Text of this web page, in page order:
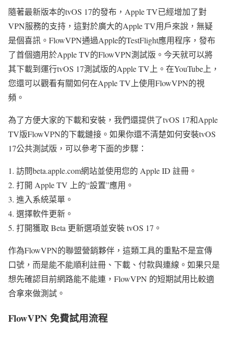
隨著最新版本的tvOS 17的發布，Apple TV已經增加了對
VPN服務的支持，這對於廣大的Apple TV用戶來說，無疑
是個喜訊。FlowVPN通過Apple的TestFlight應用程序，發布
了首個適用於Apple TV的FlowVPN測試版。今天就可以將
其下載到運行tvOS 17測試版的Apple TV上。在YouTube上，
您還可以觀看有關如何在Apple TV上使用FlowVPN的視
頻。
為了方便大家的下載和安裝，我們還提供了tvOS 17和Apple
TV版FlowVPN的下載鏈接。如果你還不清楚如何安裝tvOS
17公共測試版，可以參考下面的步驟：
訪問beta.apple.com網站並使用您的 Apple ID 註冊。
打開 Apple TV 上的“設置”應用。
進入系統菜單。
選擇軟件更新。
打開獲取 Beta 更新選項並安裝 tvOS 17。
作為FlowVPN的聯盟營銷夥伴，這類工具的重點不是宣傳
口號，而是能不能順利註冊、下載、付款與連線。如果只是
想先確認目前網路能不能連，FlowVPN 的短期試用比較適
合拿來做測試。
FlowVPN 免費試用流程